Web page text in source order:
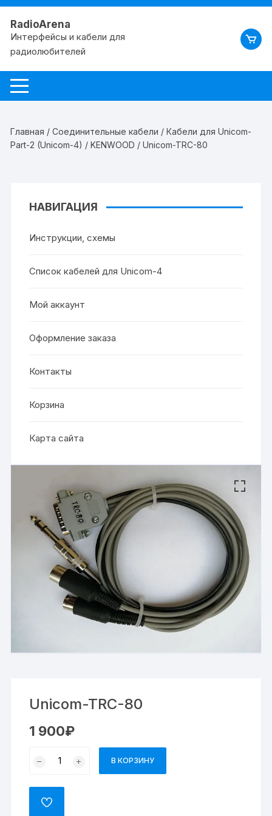
RadioArena
Интерфейсы и кабели для
радиолюбителей
Главная /Соединительные кабели /Кабели для Unicom-
Part-2 (Unicom-4) /KENWOOD / Unicom-TRС-80
Unicom-TRС-80
1 900₽
В КОРЗИНУ
НАВИГАЦИЯ
Инструкции, схемы
Список кабелей для Unicom-4
Мой аккаунт
Оформление заказа
Контакты
Корзина
Карта сайта